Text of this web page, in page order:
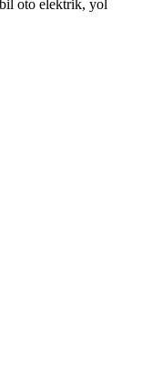
oto elektrik, yol